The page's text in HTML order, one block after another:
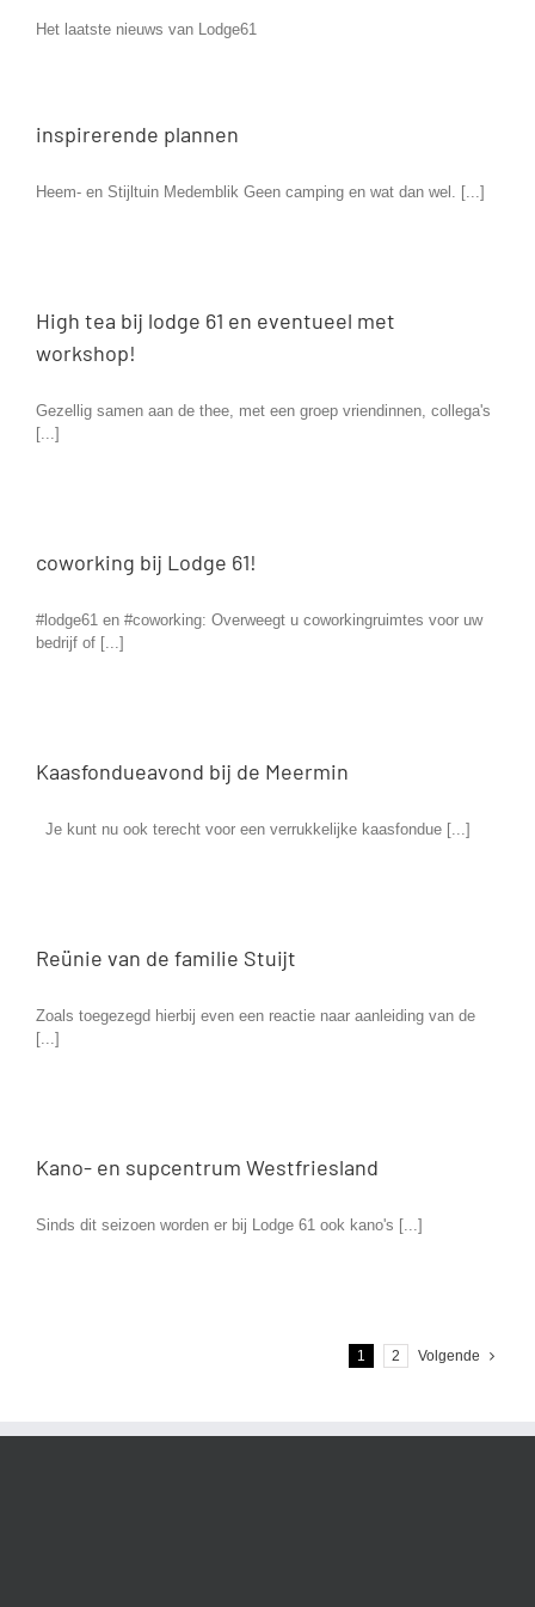
Het laatste nieuws van Lodge61
inspirerende plannen
Heem- en Stijltuin Medemblik Geen camping en wat dan wel. [...]
High tea bij lodge 61 en eventueel met
workshop!
Gezellig samen aan de thee, met een groep vriendinnen, collega's
[...]
coworking bij Lodge 61!
#lodge61 en #coworking: Overweegt u coworkingruimtes voor uw
bedrijf of [...]
Kaasfondueavond bij de Meermin
Je kunt nu ook terecht voor een verrukkelijke kaasfondue [...]
Reünie van de familie Stuijt
Zoals toegezegd hierbij even een reactie naar aanleiding van de
[...]
Kano- en supcentrum Westfriesland
Sinds dit seizoen worden er bij Lodge 61 ook kano's [...]
1 2 Volgende